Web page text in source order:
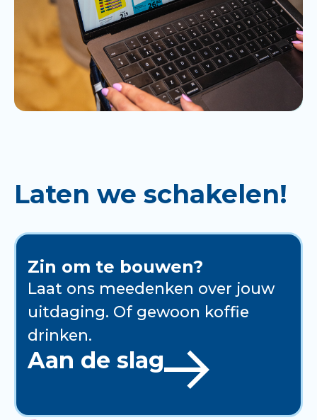
Laten we schakelen!
Zin om te bouwen?
Laat ons meedenken over jouw
uitdaging. Of gewoon koffie
drinken.
Aan de slag